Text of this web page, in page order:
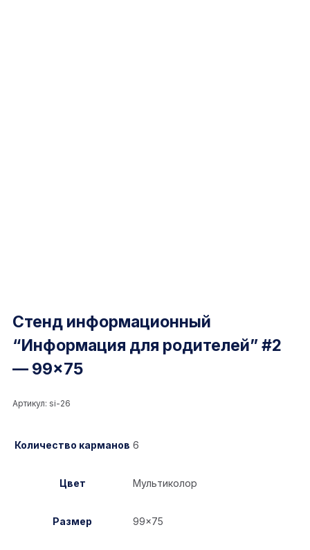
Стенд информационный
“Информация для родителей” #2
— 99×75
Артикул: si-26
Количество карманов 6
Цвет Мультиколор
Размер 99×75